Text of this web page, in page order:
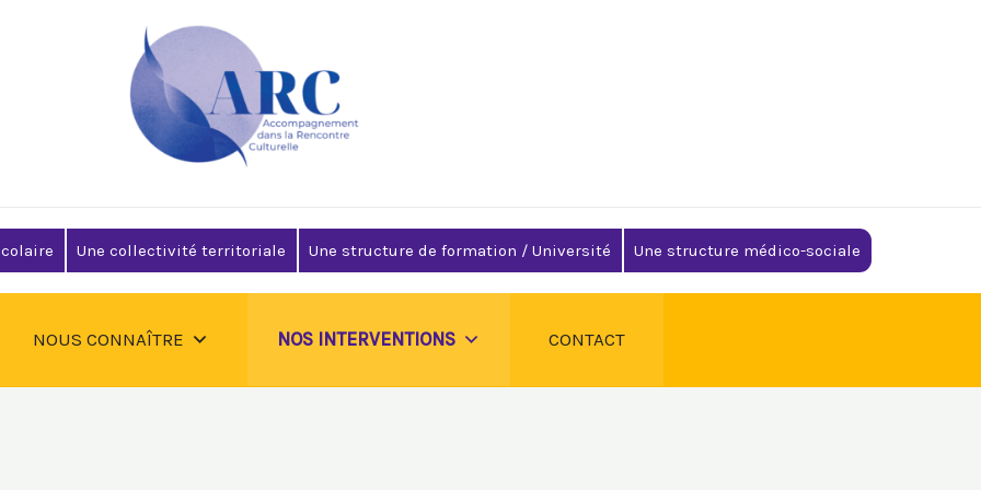
Une collectivité territoriale Une structure de formation / Université Une structure médico-sociale
NOUS CONNAÎTRE NOS INTERVENTIONS CONTACT